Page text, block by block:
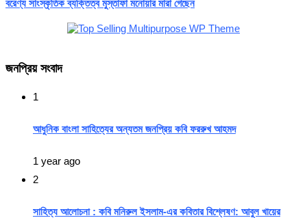
বরেণ্য সাংস্কৃতিক ব্যক্তিত্ব মুস্তাফা মনোয়ার মারা গেছেন
জনপ্রিয় সংবাদ
1
আধুনিক বাংলা সাহিত্যের অন্যতম জনপ্রিয় কবি ফররুখ আহমদ
1 year ago
2
সাহিত্য আলোচনা : কবি মনিরুল ইসলাম-এর কবিতার বিশ্লেষণ: আবুল খায়ের